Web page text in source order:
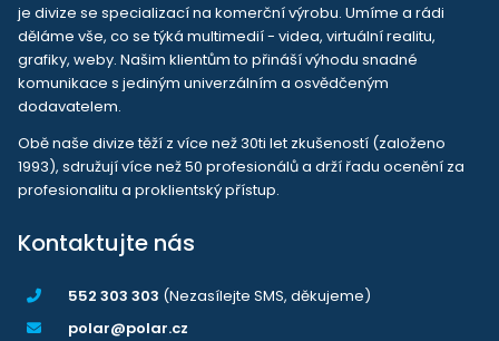
je divize se specializací na komerční výrobu. Umíme a rádi
děláme vše, co se týká multimedií - videa, virtuální realitu,
grafiky, weby. Našim klientům to přináší výhodu snadné
komunikace s jediným univerzálním a osvědčeným
dodavatelem.
Obě naše divize těží z více než 30ti let zkušeností (založeno
1993), sdružují více než 50 profesionálů a drží řadu ocenění za
profesionalitu a proklientský přístup.
Kontaktujte nás
552 303 303 (Nezasílejte SMS, děkujeme)
polar@polar.cz